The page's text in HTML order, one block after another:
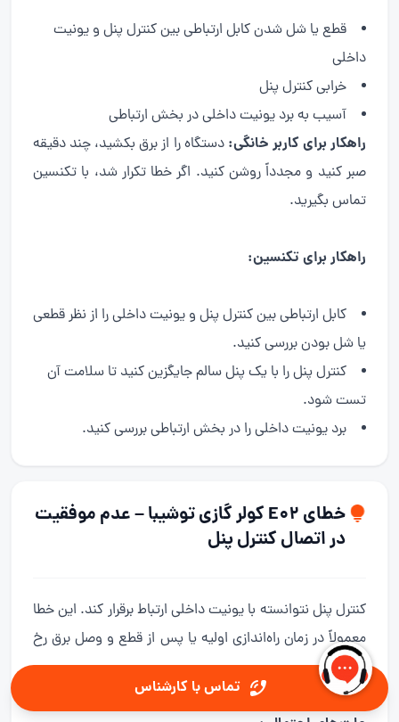
قطع یا شل شدن کابل ارتباطی بین کنترل پنل و یونیت
داخلی
خرابی کنترل پنل
آسیب به برد یونیت داخلی در بخش ارتباطی
راهکار برای کاربر خانگی: دستگاه را از برق بکشید، چند دقیقه
صبر کنید و مجدداً روشن کنید. اگر خطا تکرار شد، با تکنسین
تماس بگیرید.
راهکار برای تکنسین:
کابل ارتباطی بین کنترل پنل و یونیت داخلی را از نظر قطعی
یا شل بودن بررسی کنید.
کنترل پنل را با یک پنل سالم جایگزین کنید تا سلامت آن
تست شود.
برد یونیت داخلی را در بخش ارتباطی بررسی کنید.
خطای E02 کولر گازی توشیبا – عدم موفقیت
در اتصال کنترل پنل
کنترل پنل نتوانسته با یونیت داخلی ارتباط برقرار کند. این خطا
معمولاً در زمان راه‌اندازی اولیه یا پس از قطع و وصل برق رخ
می‌دهد.
تماس با کارشناس